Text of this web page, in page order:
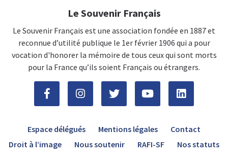
Le Souvenir Français
Le Souvenir Français est une association fondée en 1887 et
reconnue d’utilité publique le 1er février 1906 qui a pour
vocation d'honorer la mémoire de tous ceux qui sont morts
pour la France qu’ils soient Français ou étrangers.
Espace délégués Mentions légales
Contact
Droit à l’image
Nous soutenir RAFI-SF Nos statuts